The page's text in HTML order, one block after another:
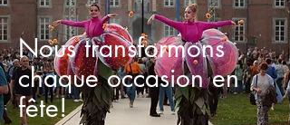
Nous transformons
chaque occasion en
fête!